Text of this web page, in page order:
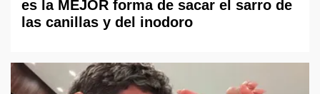
es la MEJOR forma de sacar el sarro de
las canillas y del inodoro